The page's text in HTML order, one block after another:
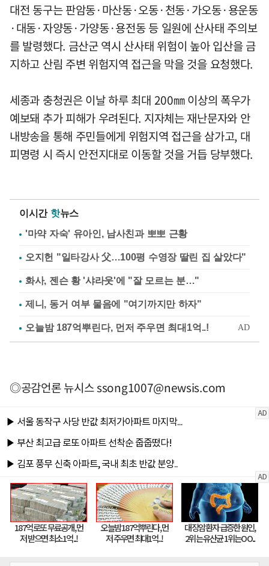
대전 동구는 판암동·마산동·오동·천동·가오동·용운동
·대동·자양동·가양동·용전동 등 일원에 산사태 주의보
를 발령했다. 금산군 역시 산사태 위험이 높아 입산을 금
지하고 산림 주변 위험지역 접근을 막을 것을 요청했다.
세종과 충청권은 이날 하루 최대 200㎜ 이상의 폭우가
예보돼 추가 피해가 우려된다. 지자체는 재난문자와 안
내방송을 통해 주민들에게 위험지역 접근을 삼가고, 대
피명령 시 즉시 안전지대로 이동할 것을 거듭 당부했다.
이시간 핫뉴스
'마약 자숙' 유아인, 남사친과 뽀뽀 근황
오지헌 "일타강사 父…100평 수영장 딸린 집 살았다"
화사, 젠슨 황 '샤라웃'에 "잘 모르는 분…"
제니, 동거 여부 물음에 "여기까지만 하자"
◎공감언론 뉴시스ssong1007@newsis.com